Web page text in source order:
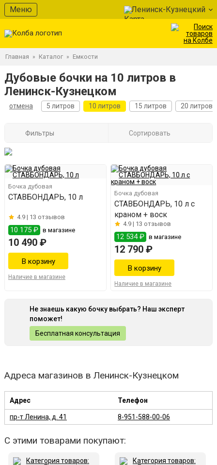
Меню Ленинск-Кузнецкий
Главная » Каталог » Емкости
Дубовые бочки на 10 литров в
Ленинск-Кузнецком
отмена 5 литров 10 литров 15 литров 20 литров
Фильтры Сортировать
Бочка дубовая
СТАВБОНДАРЬ, 10 л
4.9 | 13 отзывов
10 175 ₽ в магазине
10 490 ₽
Наличие в магазине
Бочка дубовая
СТАВБОНДАРЬ, 10 л с
краном + воск
4.9 | 13 отзывов
12 534 ₽ в магазине
12 790 ₽
Наличие в магазине
Не знаешь какую бочку выбрать? Наш эксперт
поможет!
Бесплатная консультация
Адреса магазинов в Ленинск-Кузнецком
Адрес Телефон
пр-т Ленина, д. 41 8-951-588-00-06
С этими товарами покупают: